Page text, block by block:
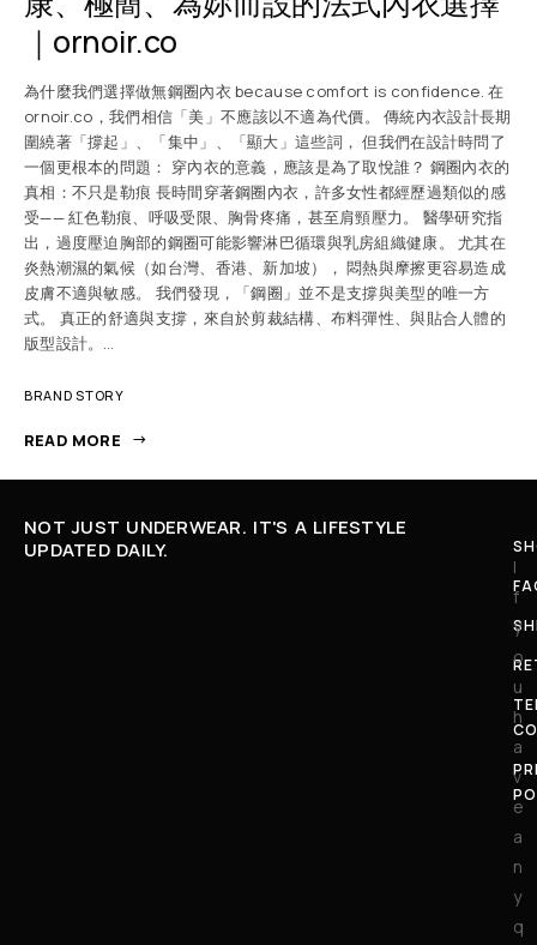
｜ornoir.co
為什麼我們選擇做無鋼圈內衣 because comfort is confidence. 在
ornoir.co，我們相信「美」不應該以不適為代價。 傳統內衣設計長期
圍繞著「撐起」、「集中」、「顯大」這些詞， 但我們在設計時問了
一個更根本的問題： 穿內衣的意義，應該是為了取悅誰？ 鋼圈內衣的
真相：不只是勒痕 長時間穿著鋼圈內衣，許多女性都經歷過類似的感
受—— 紅色勒痕、呼吸受限、胸骨疼痛，甚至肩頸壓力。 醫學研究指
出，過度壓迫胸部的鋼圈可能影響淋巴循環與乳房組織健康。 尤其在
炎熱潮濕的氣候（如台灣、香港、新加坡）， 悶熱與摩擦更容易造成
皮膚不適與敏感。 我們發現，「鋼圈」並不是支撐與美型的唯一方
式。 真正的舒適與支撐，來自於剪裁結構、布料彈性、與貼合人體的
版型設計。…
BRAND STORY
READ MORE
NOT JUST UNDERWEAR. IT'S A LIFESTYLE
UPDATED DAILY.
I
f
y
o
u
h
a
v
e
a
n
y
q